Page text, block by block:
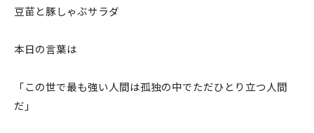
豆苗と豚しゃぶサラダ
本日の言葉は
「この世で最も強い人間は孤独の中でただひとり立つ人間
だ」